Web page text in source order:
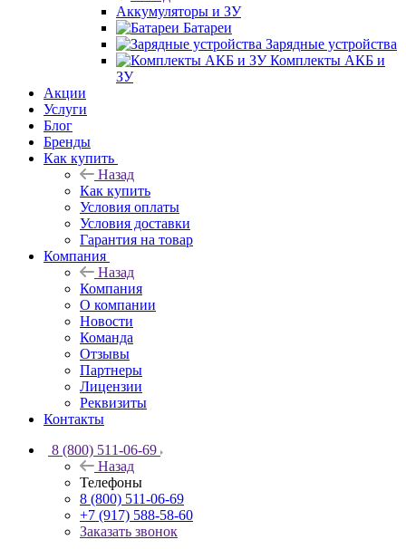
Аккумуляторы и ЗУ
Батареи
Зарядные устройства
Комплекты АКБ и
ЗУ
Акции
Услуги
Блог
Бренды
Как купить
Назад
Как купить
Условия оплаты
Условия доставки
Гарантия на товар
Компания
Назад
Компания
О компании
Новости
Команда
Отзывы
Партнеры
Лицензии
Реквизиты
Контакты
8 (800) 511-06-69
Назад
Телефоны
8 (800) 511-06-69
+7 (917) 588-58-60
Заказать звонок